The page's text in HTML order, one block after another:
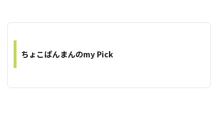
ちょこぱんまんのmy Pick